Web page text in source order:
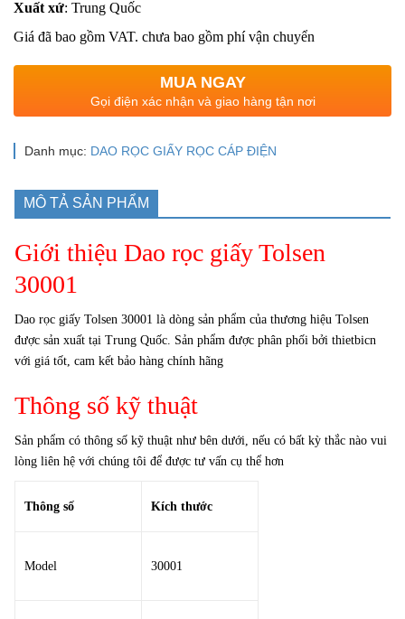
Xuất xứ: Trung Quốc
Giá đã bao gồm VAT. chưa bao gồm phí vận chuyển
MUA NGAY
Gọi điện xác nhận và giao hàng tận nơi
Danh mục: DAO RỌC GIẤY RỌC CÁP ĐIỆN
MÔ TẢ SẢN PHẨM
Giới thiệu Dao rọc giấy Tolsen
30001
Dao rọc giấy Tolsen 30001 là dòng sản phẩm của thương hiệu Tolsen
được sản xuất tại Trung Quốc. Sản phẩm được phân phối bởi thietbicn
với giá tốt, cam kết bảo hàng chính hãng
Thông số kỹ thuật
Sản phẩm có thông số kỹ thuật như bên dưới, nếu có bất kỳ thắc nào vui
lòng liên hệ với chúng tôi để được tư vấn cụ thể hơn
Thông số Kích thước
Model 30001